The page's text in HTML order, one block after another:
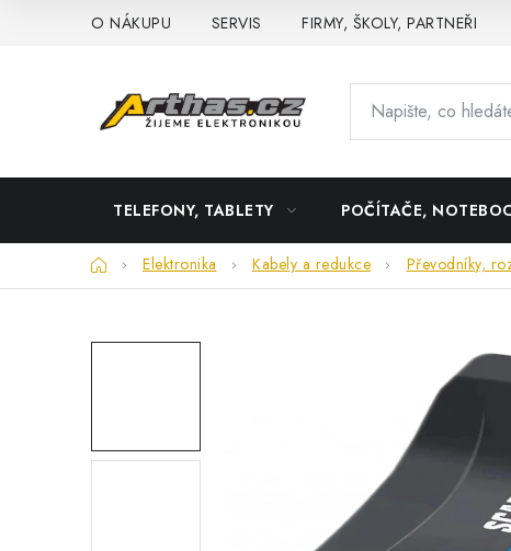
O NÁKUPU SERVIS FIRMY, ŠKOLY, PARTNEŘI
TELEFONY, TABLETY POČÍTAČE,
DomůElektronika Kabely a redukce Převodníky,